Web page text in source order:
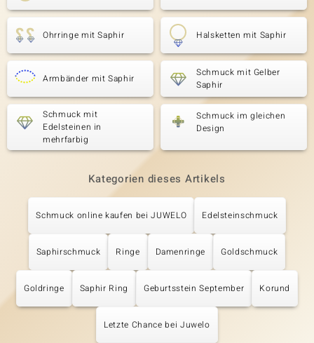
Ohrringe mit Saphir Halsketten mit Saphir
Armbänder mit Saphir
Schmuck mit Gelber
Saphir
Schmuck mit
Edelsteinen in
mehrfarbig
Schmuck im gleichen
Design
Kategorien dieses Artikels
Schmuck online kaufen bei JUWELO Edelsteinschmuck
Saphirschmuck Ringe Damenringe Goldschmuck
Goldringe Saphir Ring Geburtsstein September Korund
Letzte Chance bei Juwelo